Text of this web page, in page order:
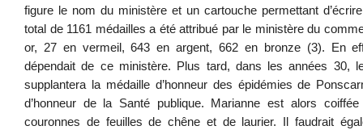
figure le nom du ministère et un cartouche permettant
total de 1161 médailles a été attribué par le ministère du
or, 27 en vermeil, 643 en argent, 662 en bronze (3). En
dépendait de ce ministère. Plus tard, dans les années 30,
supplantera la médaille d’honneur des épidémies de
d’honneur de la Santé publique. Marianne est alors
couronnes de feuilles de chêne et de laurier. Il faudrait